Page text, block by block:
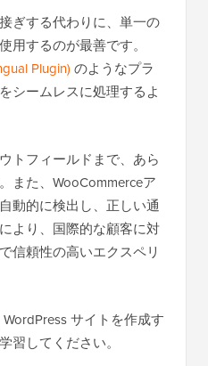
ぎする代わりに、単一の
用するのが最善です。
Plugin) のようなプラ
シームレスに処理するよ
トフィールドまで、あら
また、WooCommerceア
動的に検出し、正しい通
より、国際的な顧客に対
信頼性の高いエクスペリ
サイトを作成す
習してください。